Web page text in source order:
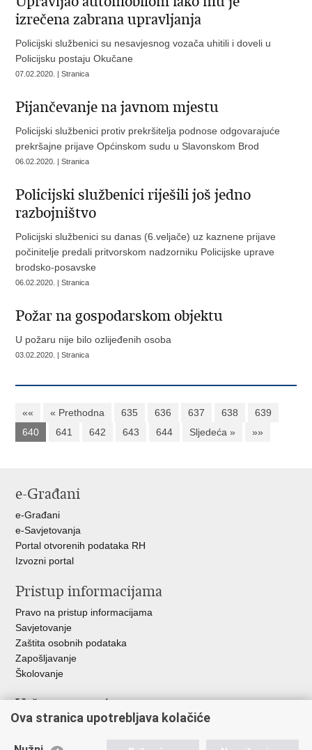
izrečena zabrana upravljanja
Policijski službenici su nesavjesnog vozača uhitili i doveli u
Policijsku postaju Okučane
07.02.2020. | Stranica
Pijančevanje na javnom mjestu
Policijski službenici protiv prekršitelja podnose odgovarajuće
prekršajne prijave Općinskom sudu u Slavonskom Brod
06.02.2020. | Stranica
Policijski službenici riješili još jedno
razbojništvo
Policijski službenici su danas (6.veljače) uz kaznene prijave
počinitelje predali pritvorskom nadzorniku Policijske uprave
brodsko-posavske
06.02.2020. | Stranica
Požar na gospodarskom objektu
U požaru nije bilo ozlijeđenih osoba
03.02.2020. | Stranica
«« « Prethodna 635 636 637 638
639
640
641 642 643 644 Sljedeća » »»
e-Građani
e-Građani
e-Savjetovanja
Portal otvorenih podataka RH
Izvozni portal
Pristup informacijama
Pravo na pristup informacijama
Savjetovanje
Zaštita osobnih podataka
Zapošljavanje
Školovanje
Važne poveznice
Ministarstvo unutarnjih poslova
Ova stranica upotrebljava kolačiće